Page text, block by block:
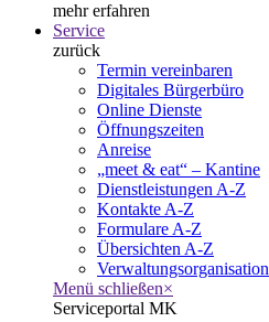
mehr erfahren
Service
zurück
Termin vereinbaren
Digitales Bürgerbüro
Online Dienste
Öffnungszeiten
Anreise
„meet & eat“ – Kantine
Dienstleistungen A-Z
Kontakte A-Z
Formulare A-Z
Übersichten A-Z
Verwaltungsorganisation
Menü schließen×
Serviceportal MK